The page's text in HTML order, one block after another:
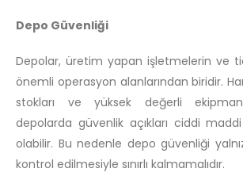
Depo Güvenliği
Depolar, üretim yapan işletmelerin ve
önemli operasyon alanlarından biridir.
stokları ve yüksek değerli
depolarda güvenlik açıkları ciddi
olabilir. Bu nedenle depo güvenliği
kontrol edilmesiyle sınırlı kalmamalıdır.